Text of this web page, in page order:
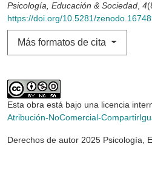
Psicología, Educación & Sociedad, 4
https://doi.org/10.5281/
Más formatos de cita
Esta obra está bajo una licencia
Atribución-NoComercial-
Derechos de autor 2025 Psicología,